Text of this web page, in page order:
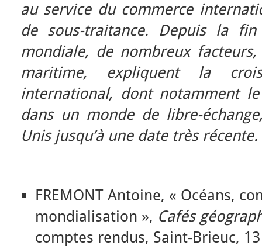
au service du commerce
de sous-traitance. Depuis la
mondiale, de nombreux
maritime, expliquent la
international, dont notamment
dans un monde de libre-
Unis jusqu’à une date très récente.
FREMONT Antoine, « Océans,
mondialisation », Cafés
comptes rendus, Saint-Brieuc,